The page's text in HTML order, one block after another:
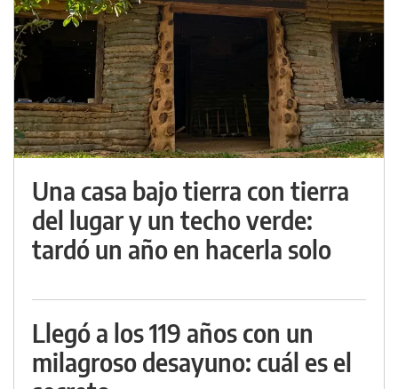
Una casa bajo tierra con tierra
del lugar y un techo verde:
tardó un año en hacerla solo
Llegó a los 119 años con un
milagroso desayuno: cuál es el